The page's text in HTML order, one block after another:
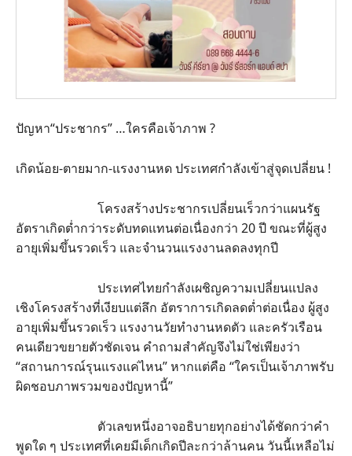
ปัญหา“ประชากร” …ใครคือเจ้าภาพ ?
เกิดน้อย-ตายมาก-แรงงานหด ประเทศกำลังเข้าสู่จุดเปลี่ยน !
โครงสร้างประชากรเปลี่ยนเร็วกว่าแผนรัฐ
อัตราเกิดต่ำกว่าระดับทดแทนต่อเนื่องกว่า 20 ปี ขณะที่ผู้สูง
อายุเพิ่มขึ้นรวดเร็ว และจำนวนแรงงานลดลงทุกปี
ประเทศไทยกำลังเผชิญความเปลี่ยนแปลง
เชิงโครงสร้างที่เงียบแต่ลึก อัตราการเกิดลดต่ำต่อเนื่อง ผู้สูง
อายุเพิ่มขึ้นรวดเร็ว แรงงานวัยทำงานหดตัว และครัวเรือน
คนเดียวขยายตัวชัดเจน คำถามสำคัญจึงไม่ใช่เพียงว่า
“สถานการณ์รุนแรงแค่ไหน” หากแต่คือ “ใครเป็นเจ้าภาพรับ
ผิดชอบภาพรวมของปัญหานี้”
ตัวเลขหนึ่งอาจอธิบายทุกอย่างได้ชัดกว่าคำ
พูดใด ๆ ประเทศที่เคยมีเด็กเกิดปีละกว่าล้านคน วันนี้เหลือไม่